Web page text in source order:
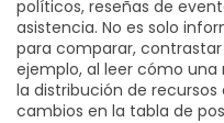
políticos, reseñas de
asistencia. No es solo
para comparar,
ejemplo, al leer cómo
la distribución de
cambios en la tabla de